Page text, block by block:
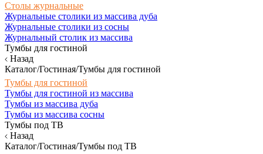
Столы журнальные
Журнальные столики из массива дуба
Журнальные столики из сосны
Журнальный столик из массива
Тумбы для гостиной
Назад
Каталог/Гостиная/Тумбы для гостиной
Тумбы для гостиной
Тумбы для гостиной из массива
Тумбы из массива дуба
Тумбы из массива сосны
Тумбы под ТВ
Назад
Каталог/Гостиная/Тумбы под ТВ